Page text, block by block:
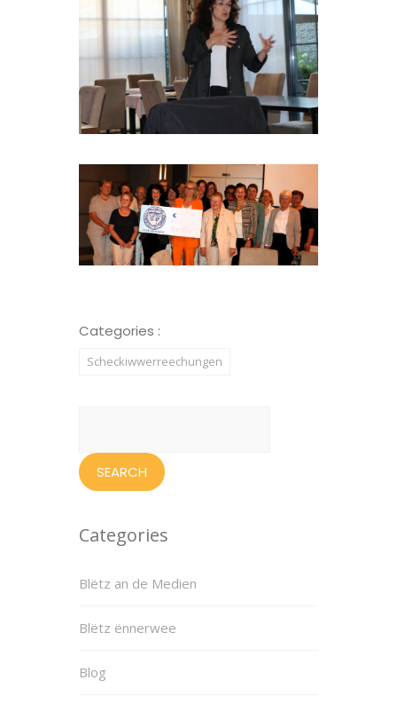
Categories :
Scheckiwwerreechungen
Categories
Blëtz an de Medien
Blëtz ënnerwee
Blog